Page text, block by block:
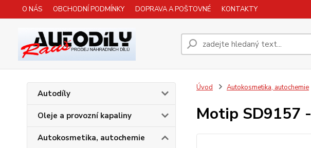
O NÁS OBCHODNÍ PODMÍNKY DOPRAVA A POŠTOVNÉ KONTAKTY
Autodíly
Oleje a provozní kapaliny
Autokosmetika, autochemie
Úvod Autokosmetika, autochemie
Motip SD9157